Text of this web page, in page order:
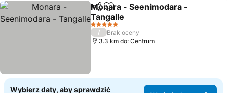
UdostępnijDodaj do ulubionych
Monara - Seenimodara -
Tangalle
5 Kategoria
/
Brak oceny
3.3 km do: Centrum
Wybierz daty, aby sprawdzić